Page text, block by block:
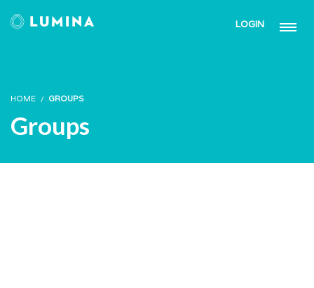
LOGIN
HOME GROUPS
Groups